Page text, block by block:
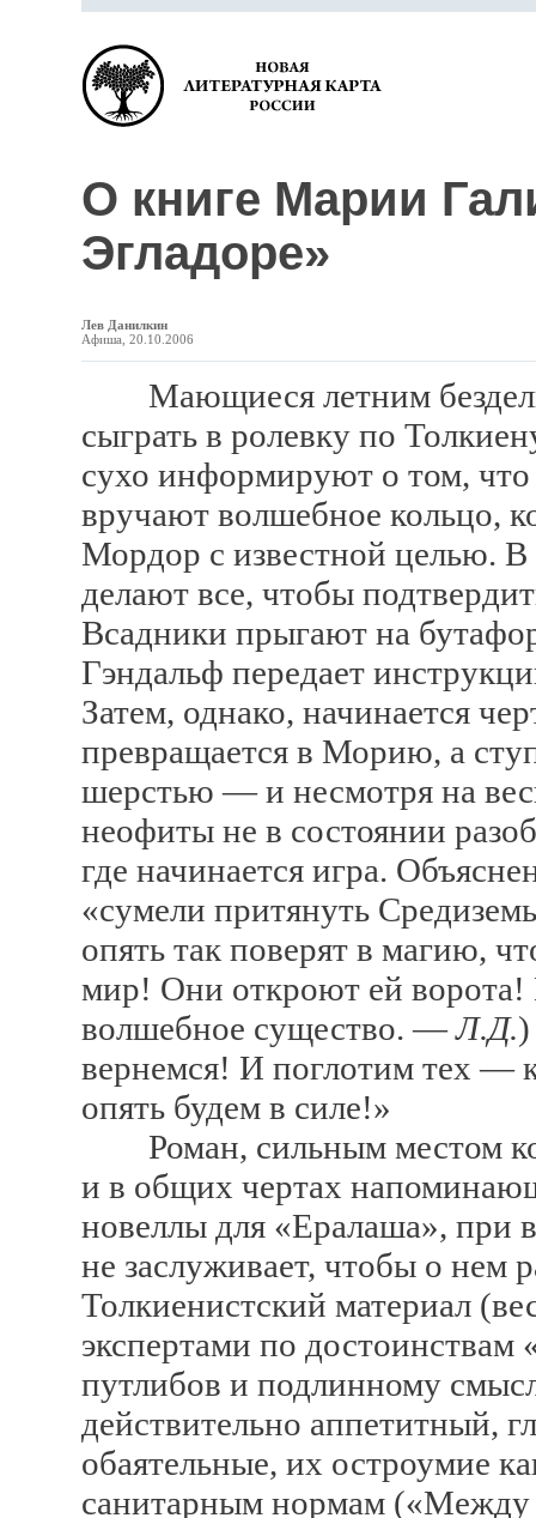
О книге Марии
Эгладоре»
Лев Данилкин
Афиша, 20.10.2006
Мающиеся летним
сыграть в ролевку по
сухо информируют о том,
вручают волшебное кольцо,
Мордор с известной целью.
делают все, чтобы
Всадники прыгают на
Гэндальф передает
Затем, однако, начинается
превращается в Морию, а
шерстью — и несмотря на
неофиты не в состоянии
где начинается игра.
«сумели притянуть
опять так поверят в магию,
мир! Они откроют ей ворота!
волшебное существо. —Л.Д.
вернемся! И поглотим тех —
опять будем в силе!»
Роман, сильным местом
и в общих чертах
новеллы для «Ералаша», при
не заслуживает, чтобы о нем
Толкиенистский материал
экспертами по достоинствам
путлибов и подлинному
действительно аппетитный,
обаятельные, их остроумие
санитарным нормам («Между